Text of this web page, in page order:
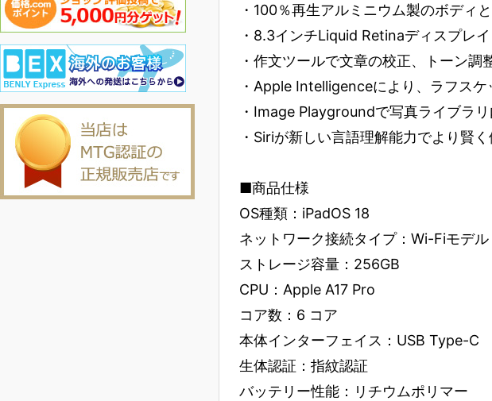
・100％再生アルミニウム製のボディ
・8.3インチLiquid Retinaディスプレ
・作文ツールで文章の校正、トーン
・Apple Intelligenceにより、ラフス
・Image Playgroundで写真ライブラ
・Siriが新しい言語理解能力でより賢
■商品仕様
OS種類：iPadOS 18
ネットワーク接続タイプ：Wi-Fiモデル
ストレージ容量：256GB
CPU：Apple A17 Pro
コア数：6 コア
本体インターフェイス：USB Type-C
生体認証：指紋認証
バッテリー性能：リチウムポリマー